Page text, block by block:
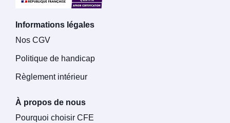
Informations légales
Nos CGV
Politique de handicap
Règlement intérieur
À propos de nous
Pourquoi choisir CFE